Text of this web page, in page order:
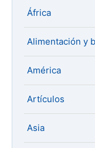
África
Alimentación y
América
Artículos
Asia